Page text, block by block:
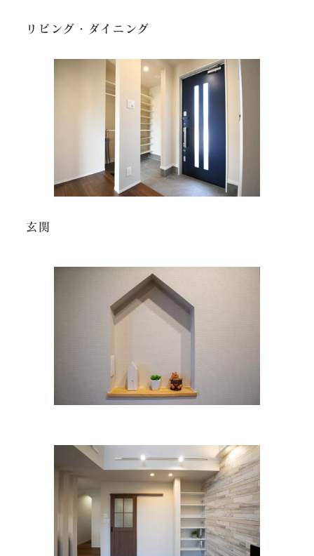
リビング・ダイニング
玄関